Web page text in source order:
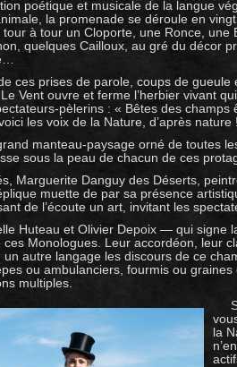
poétique et musicale de la langue
la promenade se déroule en
à tour un Cloporte, une Ronce, une
quelques Cailloux, au gré du décor
ces prises de parole, coups de gueule
Vent ouvre et ferme l’herbier vivant
pèlerins : « Bêtes des
les voix de la Nature, d’après nature
manteau-paysage orné de toutes
sous la peau de chacun de ces
Marguerite Danguy des Déserts,
muette de par sa présence
de l’écoute un art, invitant les
Huteau et Olivier Depoix — qui signe
ces Monologues. Leur accordéon, leur
autre langage les discours de ce
ou ambulanciers, fourmis ou
multiples.
la